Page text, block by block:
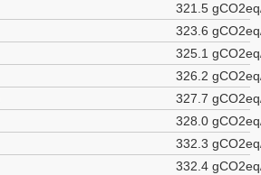
321.5
323.6
325.1
326.2
327.7
328.0
332.3
332.4